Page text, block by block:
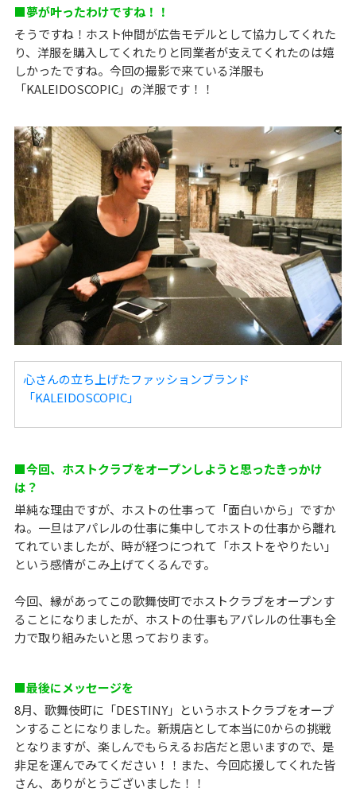
■夢が叶ったわけですね！！
そうですね！ホスト仲間が広告モデルとして協力してくれた
り、洋服を購入してくれたりと同業者が支えてくれたのは嬉
しかったですね。今回の撮影で来ている洋服も
「KALEIDOSCOPIC」の洋服です！！
心さんの立ち上げたファッションブランド
「KALEIDOSCOPIC」
■今回、ホストクラブをオープンしようと思ったきっかけ
は？
単純な理由ですが、ホストの仕事って「面白いから」ですか
ね。一旦はアパレルの仕事に集中してホストの仕事から離れ
てれていましたが、時が経つにつれて「ホストをやりたい」
という感情がこみ上げてくるんです。
今回、縁があってこの歌舞伎町でホストクラブをオープンす
ることになりましたが、ホストの仕事もアパレルの仕事も全
力で取り組みたいと思っております。
■最後にメッセージを
8月、歌舞伎町に「DESTINY」というホストクラブをオープ
ンすることになりました。新規店として本当に0からの挑戦
となりますが、楽しんでもらえるお店だと思いますので、是
非足を運んでみてください！！また、今回応援してくれた皆
さん、ありがとうございました！！